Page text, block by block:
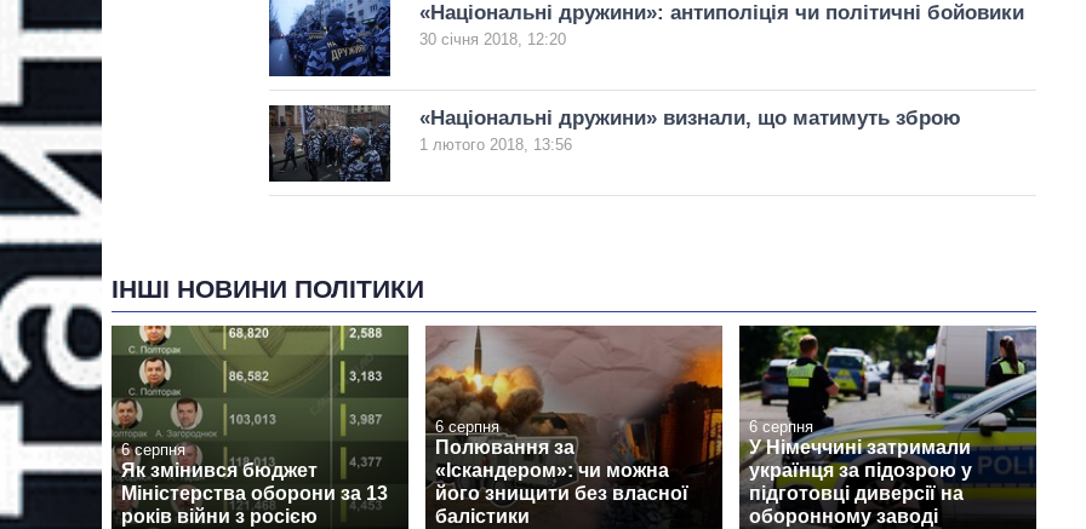
«Національні дружини»: антиполіція чи політичні бойовики
30 січня 2018, 12:20
«Національні дружини» визнали, що матимуть зброю
1 лютого 2018, 13:56
ІНШІ НОВИНИ ПОЛІТИКИ
6 серпня
Як змінився бюджет
Міністерства оборони за 13
років війни з росією
6 серпня
Полювання за
«Іскандером»: чи можна
його знищити без власної
балістики
6 серпня
У Німеччині затримали
українця за підозрою у
підготовці диверсії на
оборонному заводі